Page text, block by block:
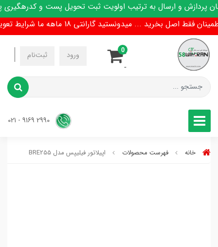
و ارسال به ترتیب اولویت ثبت تحویل پست و کدرهگیری
اصل بخرید ... میدونستید گارانتی 18 ماهه ما شرایط تعویض هم داره !
ورود ثبت‌نام
-
-
0
خانه فهرست محصولات اپیلاتور فیلیپس مدل BRE255